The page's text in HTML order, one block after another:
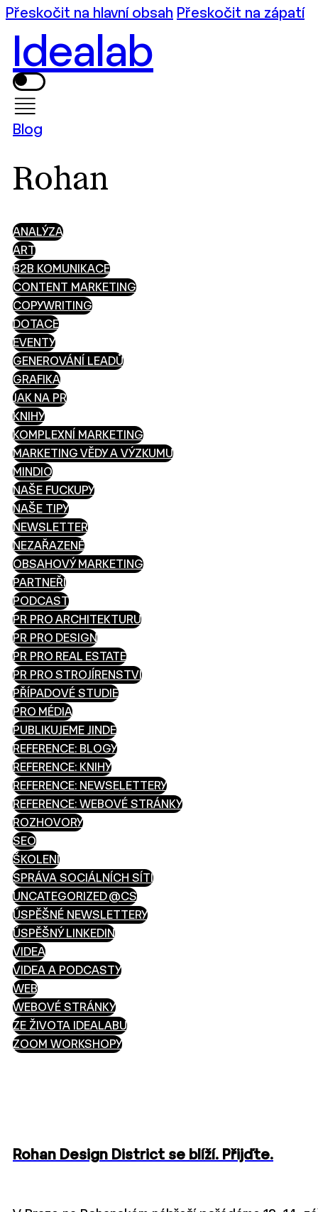
Přeskočit na hlavní obsah Přeskočit na zápatí
Idealab
Blog
Rohan
ANALÝZA
ART
B2B KOMUNIKACE
CONTENT MARKETING
COPYWRITING
DOTACE
EVENTY
GENEROVÁNÍ LEADŮ
GRAFIKA
JAK NA PR
KNIHY
KOMPLEXNÍ MARKETING
MARKETING VĚDY A VÝZKUMU
MINDIO
NAŠE FUCKUPY
NAŠE TIPY
NEWSLETTER
NEZAŘAZENÉ
OBSAHOVÝ MARKETING
PARTNEŘI
PODCAST
PR PRO ARCHITEKTURU
PR PRO DESIGN
PR PRO REAL ESTATE
PR PRO STROJÍRENSTVÍ
PŘÍPADOVÉ STUDIE
PRO MÉDIA
PUBLIKUJEME JINDE
REFERENCE: BLOGY
REFERENCE: KNIHY
REFERENCE: NEWSELETTERY
REFERENCE: WEBOVÉ STRÁNKY
ROZHOVORY
SEO
ŠKOLENÍ
SPRÁVA SOCIÁLNÍCH SÍTÍ
UNCATEGORIZED @CS
ÚSPĚŠNÉ NEWSLETTERY
ÚSPĚŠNÝ LINKEDIN
VIDEA
VIDEA A PODCASTY
WEB
WEBOVÉ STRÁNKY
ZE ŽIVOTA IDEALABU
ZOOM WORKSHOPY
Rohan Design District se blíží. Přijďte.